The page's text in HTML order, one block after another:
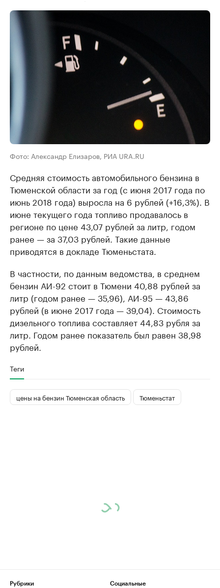
Фото: Александр Елизаров, РИА URA.RU
Средняя стоимость автомобильного бензина в
Тюменской области за год (с июня 2017 года по
июнь 2018 года) выросла на 6 рублей (+16,3%). В
июне текущего года топливо продавалось в
регионе по цене 43,07 рублей за литр, годом
ранее — за 37,03 рублей. Такие данные
приводятся в докладе Тюменьстата.
В частности, по данным ведомства, в среднем
бензин АИ-92 стоит в Тюмени 40,88 рублей за
литр (годом ранее — 35,96), АИ-95 — 43,86
рублей (в июне 2017 года — 39,04). Стоимость
дизельного топлива составляет 44,83 рубля за
литр. Годом ранее показатель был равен 38,98
рублей.
Теги
цены на бензин Тюменская область Тюменьстат
Рубрики
Социальные